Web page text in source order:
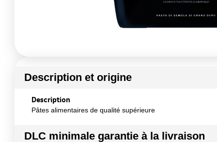
Description et origine
Description
Pâtes alimentaires de qualité supérieure
DLC minimale garantie à la livraison